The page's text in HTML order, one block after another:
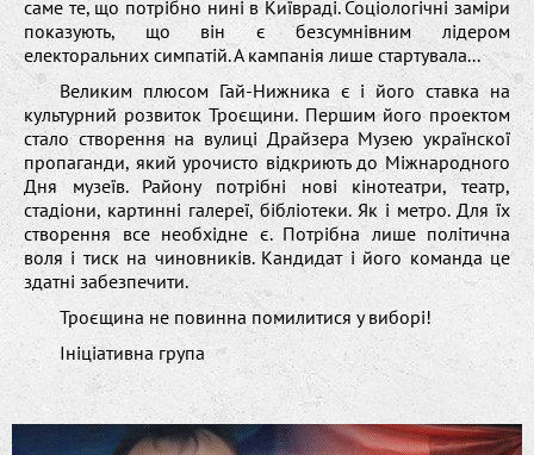
саме те, що потрібно нині в Київраді. Соціологічні заміри
показують, що він є безсумнівним лідером
електоральних симпатій. А кампанія лише стартувала...
Великим плюсом Гай-Нижника є і його ставка на
культурний розвиток Троєщини. Першим його проектом
стало створення на вулиці Драйзера Музею українскої
пропаганди, який урочисто відкриють до Міжнародного
Дня музеїв. Району потрібні нові кінотеатри, театр,
стадіони, картинні галереї, бібліотеки. Як і метро. Для їх
створення все необхідне є. Потрібна лише політична
воля і тиск на чиновників. Кандидат і його команда це
здатні забезпечити.
Троєщина не повинна помилитися у виборі!
Ініціативна група